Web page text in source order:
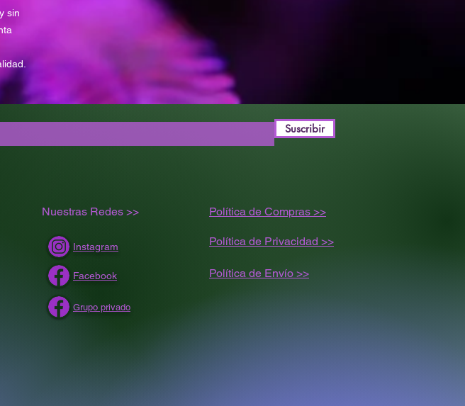
sin
Suscribir
Nuestras Redes >> Política de Compras >>
Instagram
Facebook
Grupo privado
Política de Privacidad >>
Política de Envío >>